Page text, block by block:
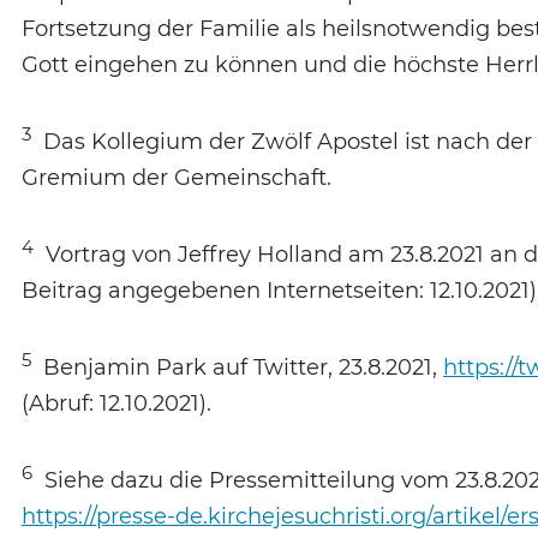
Fortsetzung der Familie als heilsnotwendig
Gott eingehen zu können und die höchste
3 Das Kollegium der Zwölf Apostel ist nach
Gremium der Gemeinschaft.
4 Vortrag von Jeffrey Holland am 23.8.2021 an
Beitrag angegebenen Internetseiten:
5 Benjamin Park auf Twitter, 23.8.2021, https://
(Abruf: 12.10.2021).
6 Siehe dazu die Pressemitteilung vom
https://presse-de.kirchejesuchristi.org/artikel/